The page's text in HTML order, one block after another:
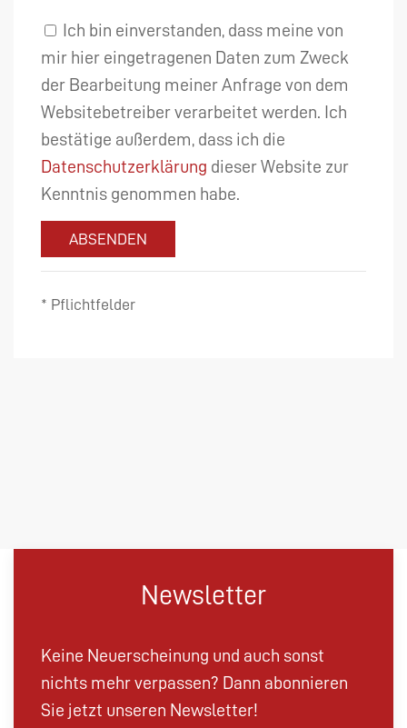
Ich bin einverstanden, dass meine von
mir hier eingetragenen Daten zum Zweck
der Bearbeitung meiner Anfrage von dem
Websitebetreiber verarbeitet werden. Ich
bestätige außerdem, dass ich die
Datenschutzerklärung dieser Website zur
Kenntnis genommen habe.
ABSENDEN
* Pflichtfelder
Newsletter
Keine Neuerscheinung und auch sonst
nichts mehr verpassen? Dann abonnieren
Sie jetzt unseren Newsletter!